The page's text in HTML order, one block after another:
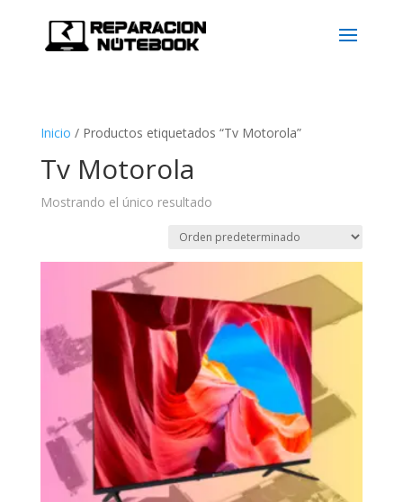
Inicio / Productos etiquetados “Tv Motorola”
Tv Motorola
Mostrando el único resultado